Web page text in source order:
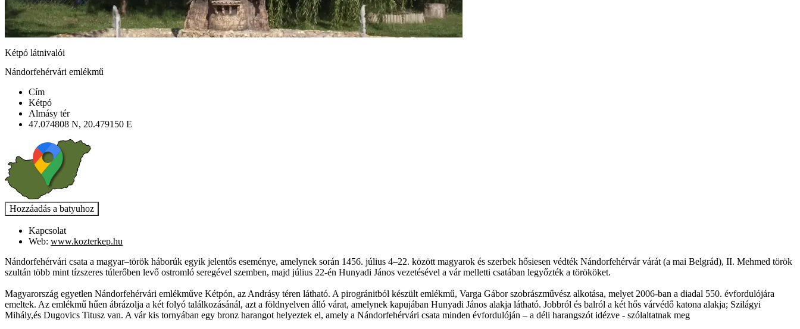
Kétpó látnivalói
Nándorfehérvári emlékmű
Cím
Kétpó
Almásy tér
47.074808 N, 20.479150 E
Kapcsolat
Web: www.kozterkep.hu
Nándorfehérvári csata a magyar–török háborúk egyik jelentős eseménye, amelynek során 1456. július 4–22. között magyarok és szerbek hősiesen védték Nándorfehérvár várát (a mai Belgrád), II. Mehmed török
szultán több mint tízszeres túlerőben levő ostromló seregével szemben, majd július 22-én Hunyadi János vezetésével a vár melletti csatában legyőzték a törököket.
Magyarország egyetlen Nándorfehérvári emlékműve Kétpón, az Andrásy téren látható. A pirogránitból készült emlékmű, Varga Gábor szobrászművész alkotása, melyet 2006-ban a diadal 550. évfordulójára
emeltek. Az emlékmű hűen ábrázolja a két folyó találkozásánál, azt a földnyelven álló várat, amelynek kapujában Hunyadi János alakja látható. Jobbról és balról a két hős várvédő katona alakja; Szilágyi
Mihály,és Dugovics Titusz van. A vár kis tornyában egy bronz harangot helyeztek el, amely a Nándorfehérvári csata minden évfordulóján – a déli harangszót idézve - szólaltatnak meg